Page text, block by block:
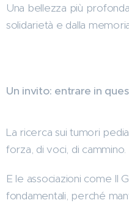
Una bellezza più
solidarietà e dalla
Un invito: entrare in
La ricerca sui tumori
forza, di voci, di cammino.
E le associazioni come Il
fondamentali, perché